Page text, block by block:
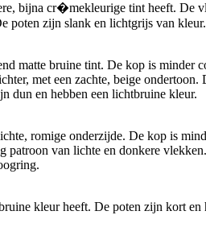
bijna cr�mekleurige tint heeft. De
poten zijn slank en lichtgrijs van kleur.
matte bruine tint. De kop is
met een zachte, beige
dun en hebben een lichtbruine kleur.
romige onderzijde. De kop is
van lichte en donkere
kleur heeft. De poten zijn kort en